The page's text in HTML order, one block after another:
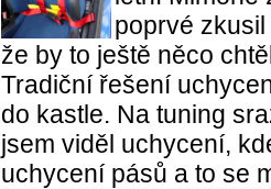
poprvé
že by to ještě něco
Tradiční řešení
do kastle. Na tuning
jsem viděl uchycení,
uchycení pásů a to se